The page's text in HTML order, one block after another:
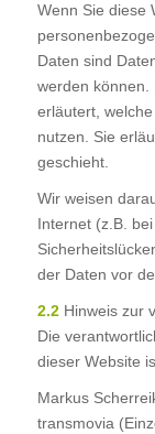
Wenn Sie diese
Daten sind
werden können.
erläutert,
nutzen. Sie
geschieht.
Wir weisen
Internet (z.B.
der Daten vor
2.2 Hinweis zur
Die
dieser Website
Markus
transmovia